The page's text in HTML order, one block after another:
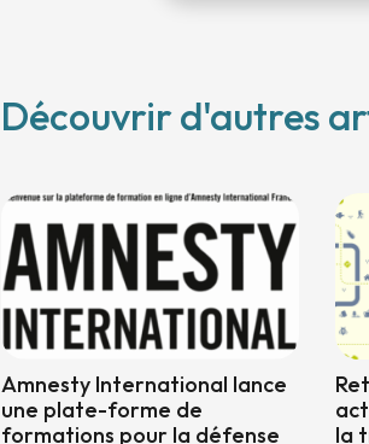
Découvrir d'autres
Amnesty International lance
une plate-forme de
formations pour la défense
la